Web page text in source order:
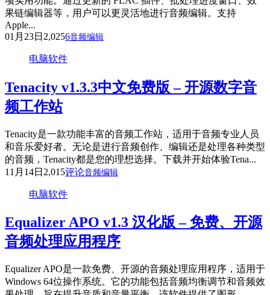
果链编辑器等，用户可以更灵活地进行音频编辑。支持
Apple...
01月23日 2,0256音频编辑
电脑软件
Tenacity v1.3.3中文免费版 – 开源数字音
频工作站
Tenacity是一款功能丰富的音频工作站，适用于音频专业人员
和音乐爱好者。无论是进行音频创作、编辑还是处理各种类型
的音频，Tenacity都是您的理想选择。下载并开始体验Tena...
11月14日 2,015评论音频编辑
电脑软件
Equalizer APO v1.3 汉化版 – 免费、开源
音频处理应用程序
Equalizer APO是一款免费、开源的音频处理应用程序，适用于
Windows 64位操作系统。它的功能包括音频均衡调节和音频效